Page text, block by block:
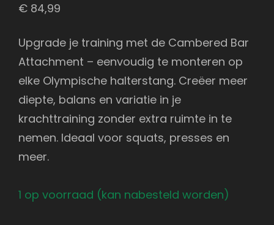
€ 84,99
Upgrade je training met de Cambered Bar
Attachment – eenvoudig te monteren op
elke Olympische halterstang. Creëer meer
diepte, balans en variatie in je
krachttraining zonder extra ruimte in te
nemen. Ideaal voor squats, presses en
meer.
1 op voorraad (kan nabesteld worden)